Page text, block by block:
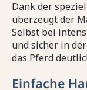
Dank der
überzeugt der
Selbst bei
und sicher in
das Pferd
Einfache